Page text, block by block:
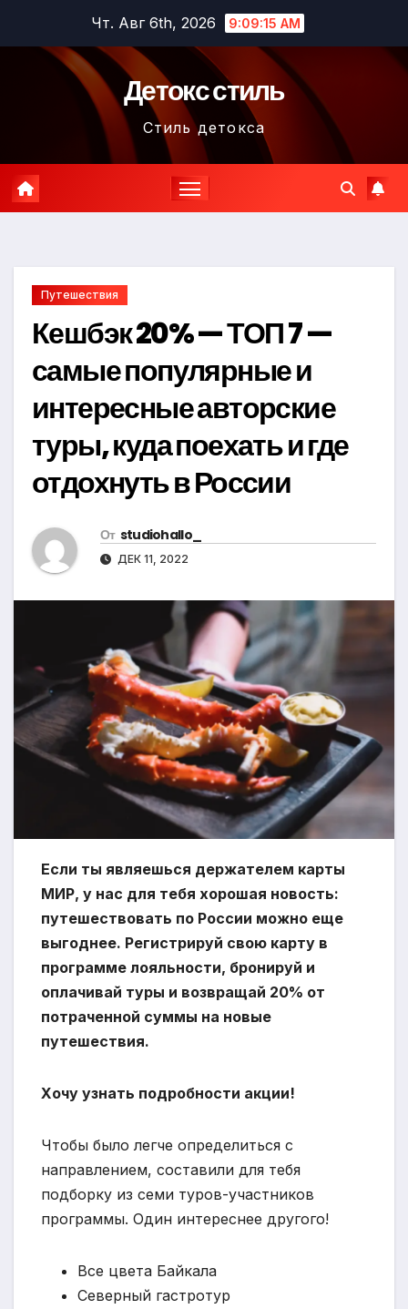
содержимому
Чт. Авг 6th, 2026 9:09:16 AM
Детокс стиль
Стиль детокса
Путешествия
Кешбэк 20% — ТОП 7 —
самые популярные и
интересные авторские
туры, куда поехать и где
отдохнуть в России
От studiohallo_
ДЕК 11, 2022
Если ты являешься держателем карты
МИР, у нас для тебя хорошая новость:
путешествовать по России можно еще
выгоднее. Регистрируй свою карту в
программе лояльности, бронируй и
оплачивай туры и возвращай 20% от
потраченной суммы на новые
путешествия.
Хочу узнать подробности акции!
Чтобы было легче определиться с
направлением, составили для тебя
подборку из семи туров-участников
программы. Один интереснее другого!
Все цвета Байкала
Северный гастротур